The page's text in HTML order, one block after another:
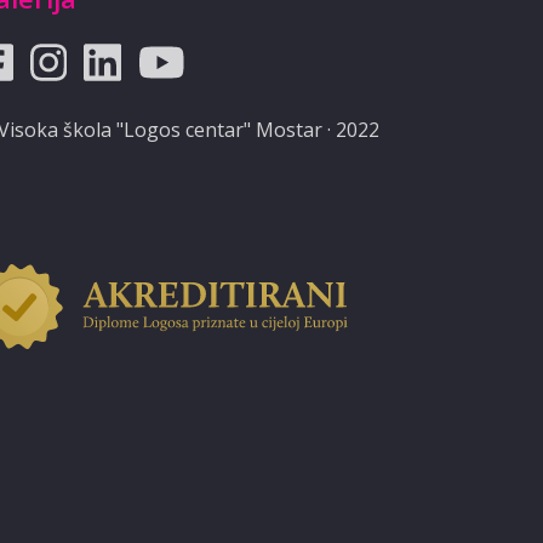
škola "Logos centar" Mostar · 2022